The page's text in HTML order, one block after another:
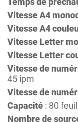
Vitesse A4
Vitesse A4
Vitesse Letter
Vitesse Letter
Vitesse de
45 ipm
Vitesse de
Capacité : 80
Nombre de